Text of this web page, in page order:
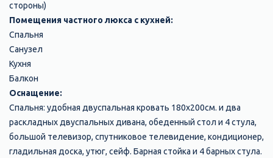
стороны)
Помещения частного люкса с кухней:
Спальня
Санузел
Кухня
Балкон
Оснащение:
Спальня: удобная двуспальная кровать 180х200см. и два
раскладных двуспальных дивана, обеденный стол и 4 стула,
большой телевизор, спутниковое телевидение, кондиционер,
гладильная доска, утюг, сейф. Барная стойка и 4 барных стула.